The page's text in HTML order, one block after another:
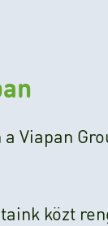
Viapan
közt